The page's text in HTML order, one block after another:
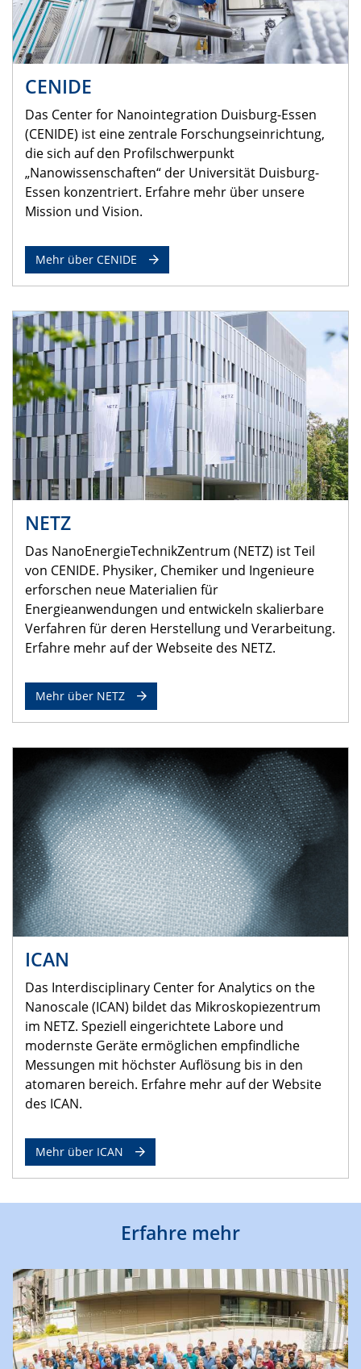
CENIDE
Das Center for Nanointegration Duisburg-Essen
(CENIDE) ist eine zentrale Forschungseinrichtung,
die sich auf den Profilschwerpunkt
„Nanowissenschaften“ der Universität Duisburg-
Essen konzentriert. Erfahre mehr über unsere
Mission und Vision.
Mehr über CENIDE
NETZ
Das NanoEnergieTechnikZentrum (NETZ) ist Teil
von CENIDE. Physiker, Chemiker und Ingenieure
erforschen neue Materialien für
Energieanwendungen und entwickeln skalierbare
Verfahren für deren Herstellung und Verarbeitung.
Erfahre mehr auf der Webseite des NETZ.
Mehr über NETZ
ICAN
Das Interdisciplinary Center for Analytics on the
Nanoscale (ICAN) bildet das Mikroskopiezentrum
im NETZ. Speziell eingerichtete Labore und
modernste Geräte ermöglichen empfindliche
Messungen mit höchster Auflösung bis in den
atomaren bereich. Erfahre mehr auf der Website
des ICAN.
Mehr über ICAN
Erfahre mehr